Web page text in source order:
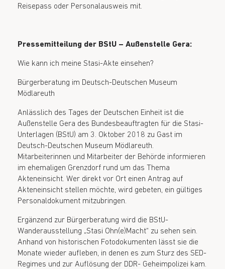
Reisepass oder Personalausweis mit.
Pressemitteilung der BStU – Außenstelle Gera:
Wie kann ich meine Stasi-Akte einsehen?
Bürgerberatung im Deutsch-Deutschen Museum
Mödlareuth
Anlässlich des Tages der Deutschen Einheit ist die
Außenstelle Gera des Bundesbeauftragten für die Stasi-
Unterlagen (BStU) am 3. Oktober 2018 zu Gast im
Deutsch-Deutschen Museum Mödlareuth.
Mitarbeiterinnen und Mitarbeiter der Behörde informieren
im ehemaligen Grenzdorf rund um das Thema
Akteneinsicht. Wer direkt vor Ort einen Antrag auf
Akteneinsicht stellen möchte, wird gebeten, ein gültiges
Personaldokument mitzubringen.
Ergänzend zur Bürgerberatung wird die BStU-
Wanderausstellung „Stasi Ohn(e)Macht“ zu sehen sein.
Anhand von historischen Fotodokumenten lässt sie die
Monate wieder aufleben, in denen es zum Sturz des SED-
Regimes und zur Auflösung der DDR- Geheimpolizei kam.